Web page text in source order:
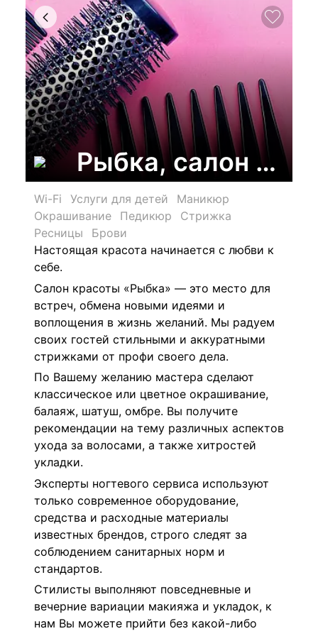
Рыбка, салон
Wi-Fi Услуги для детей
Маникюр
Окрашивание
Педикюр
Стрижка
Ресницы
Брови
Настоящая красота начинается с любви к
себе.
Салон красоты «Рыбка» — это место для
встреч, обмена новыми идеями и
воплощения в жизнь желаний. Мы радуем
своих гостей стильными и аккуратными
стрижками от профи своего дела.
По Вашему желанию мастера сделают
классическое или цветное окрашивание,
балаяж, шатуш, омбре. Вы получите
рекомендации на тему различных аспектов
ухода за волосами, а также хитростей
укладки.
Эксперты ногтевого сервиса используют
только современное оборудование,
средства и расходные материалы
известных брендов, строго следят за
соблюдением санитарных норм и
стандартов.
Стилисты выполняют повседневные и
вечерние вариации макияжа и укладок, к
нам Вы можете прийти без какой-либо